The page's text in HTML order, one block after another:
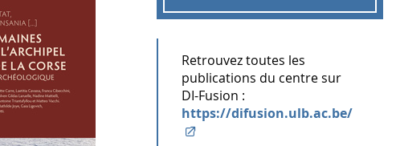
Retrouvez toutes les
publications du centre sur
DI-Fusion :
https://difusion.ulb.ac.be/